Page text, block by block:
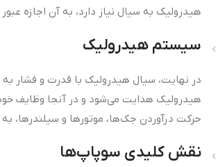
هیدرولیک به سیال نیاز دارد، به آن اجازه
سیستم هیدرولیک
در نهایت، سیال هیدرولیک با قدرت و فشار
هیدرولیک هدایت می‌شود و در آنجا وظایف خود
حرکت درآوردن جک‌ها، موتورها و سیلندرها، به
نقش کلیدی سوپاپ‌ها